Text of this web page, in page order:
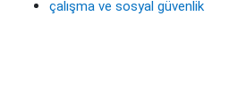
çalışma ve sosyal güvenlik